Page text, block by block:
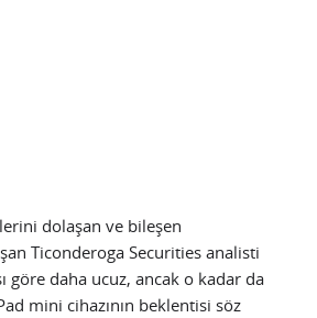
dolaşan ve bileşen
Ticonderoga Securities analisti
göre daha ucuz, ancak o kadar da
mini cihazının beklentisi söz